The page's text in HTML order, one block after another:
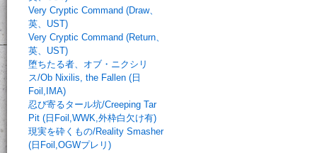
Very Cryptic Command (Draw、
英、UST)
Very Cryptic Command (Return、
英、UST)
堕ちたる者、オブ・ニクシリ
ス/Ob Nixilis, the Fallen (日
Foil,IMA)
忍び寄るタール坑/Creeping Tar
Pit (日Foil,WWK,外枠白欠け有)
現実を砕くもの/Reality Smasher
(日Foil,OGWプレリ)